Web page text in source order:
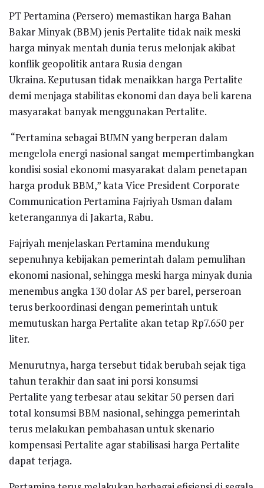
PT Pertamina (Persero) memastikan harga Bahan
Bakar Minyak (BBM) jenis Pertalite tidak naik meski
harga minyak mentah dunia terus melonjak akibat
konflik geopolitik antara Rusia dengan
Ukraina. Keputusan tidak menaikkan harga Pertalite
demi menjaga stabilitas ekonomi dan daya beli karena
masyarakat banyak menggunakan Pertalite.
“Pertamina sebagai BUMN yang berperan dalam
mengelola energi nasional sangat mempertimbangkan
kondisi sosial ekonomi masyarakat dalam penetapan
harga produk BBM,” kata Vice President Corporate
Communication Pertamina Fajriyah Usman dalam
keterangannya di Jakarta, Rabu.
Fajriyah menjelaskan Pertamina mendukung
sepenuhnya kebijakan pemerintah dalam pemulihan
ekonomi nasional, sehingga meski harga minyak dunia
menembus angka 130 dolar AS per barel, perseroan
terus berkoordinasi dengan pemerintah untuk
memutuskan harga Pertalite akan tetap Rp7.650 per
liter.
Menurutnya, harga tersebut tidak berubah sejak tiga
tahun terakhir dan saat ini porsi konsumsi
Pertalite yang terbesar atau sekitar 50 persen dari
total konsumsi BBM nasional, sehingga pemerintah
terus melakukan pembahasan untuk skenario
kompensasi Pertalite agar stabilisasi harga Pertalite
dapat terjaga.